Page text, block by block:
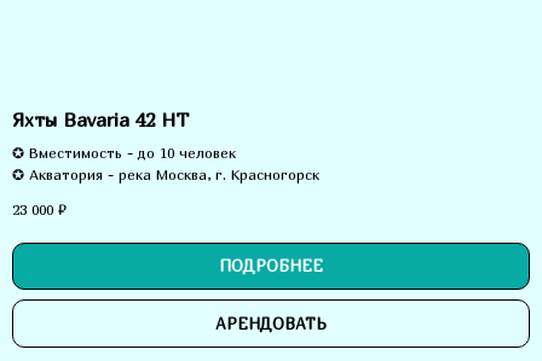
Яхты Bavaria 42 HT
✪ Вместимость - до 10 человек
✪ Акватория - река Москва, г. Красногорск
23 000 ₽
ПОДРОБНЕЕ
АРЕНДОВАТЬ